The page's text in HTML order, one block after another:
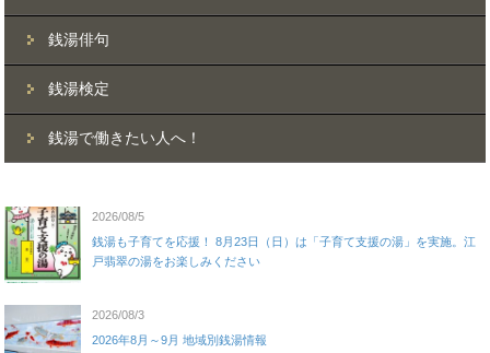
銭湯俳句
銭湯検定
銭湯で働きたい人へ！
2026/08/5
銭湯も子育てを応援！ 8月23日（日）は「子育て支援の湯」を実施。江
戸翡翠の湯をお楽しみください
2026/08/3
2026年8月～9月 地域別銭湯情報